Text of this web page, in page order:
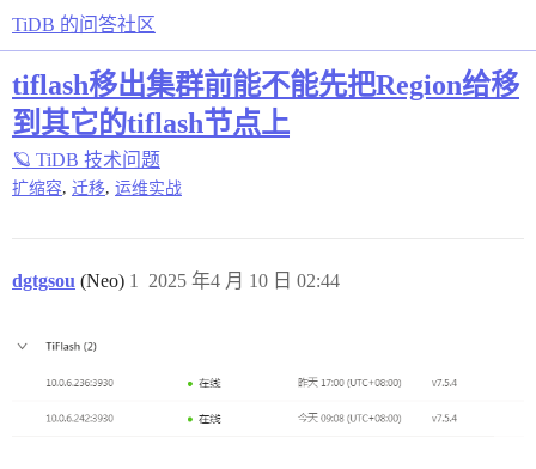
TiDB 的问答社区
tiflash移出集群前能不能先把Region给移
到其它的tiflash节点上
🪐 TiDB 技术问题
扩缩容 迁移 运维实战
dgtgsou (Neo) 2025 年4 月 10 日 02:44
1